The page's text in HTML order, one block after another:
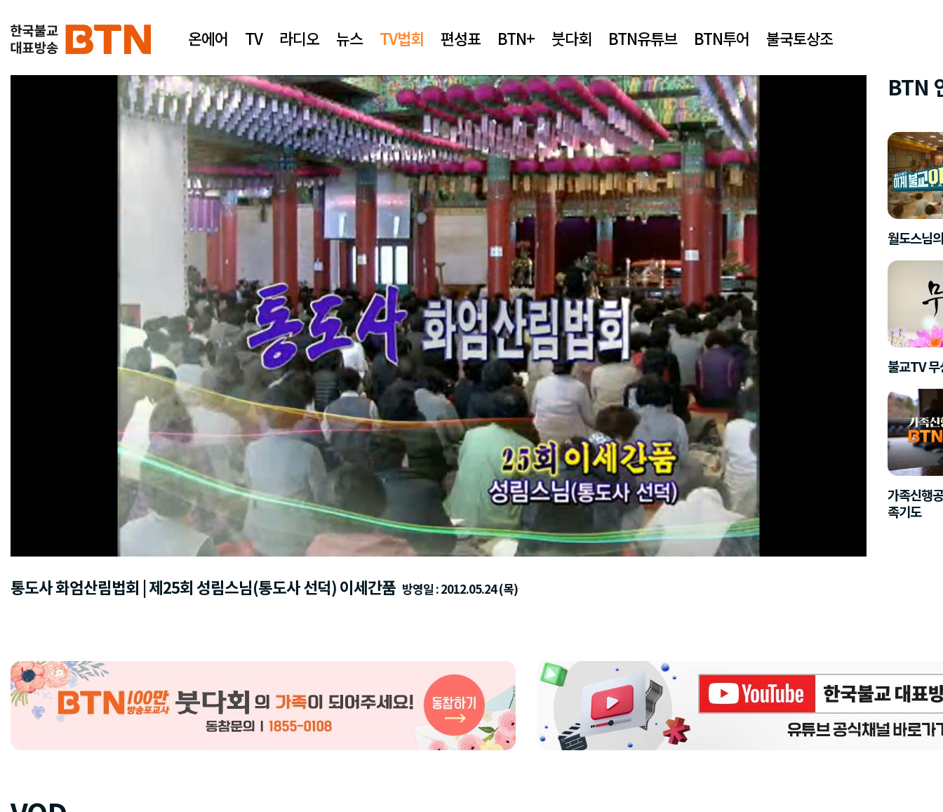
온에어 TV 라디오 뉴스 TV법회 편성표 BTN+ 붓다회 BTN유튜브 BTN투어 불국토상조
BTN
월도스님
불교TV
가족신행
족기도
통도사 화엄산림법회 | 제25회 성림스님(통도사 선덕) 이세간품 방영일 : 2012.05.24 (목)